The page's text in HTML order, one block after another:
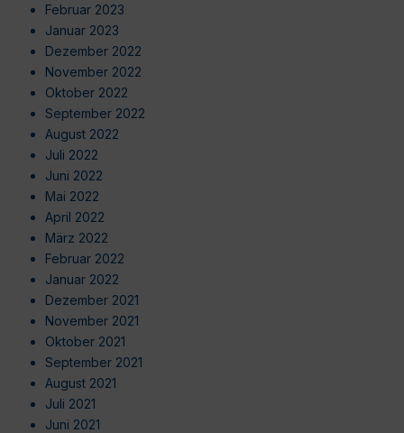
Februar 2023
Januar 2023
Dezember 2022
November 2022
Oktober 2022
September 2022
August 2022
Juli 2022
Juni 2022
Mai 2022
April 2022
März 2022
Februar 2022
Januar 2022
Dezember 2021
November 2021
Oktober 2021
September 2021
August 2021
Juli 2021
Juni 2021